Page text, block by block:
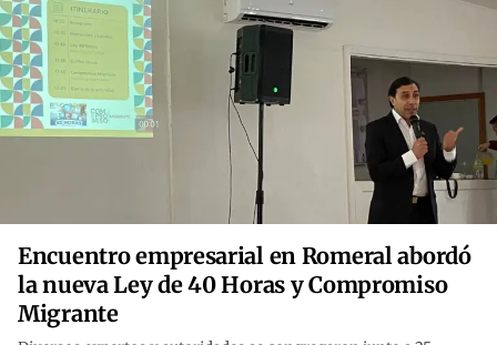
Encuentro empresarial en Romeral abordó
la nueva Ley de 40 Horas y Compromiso
Migrante